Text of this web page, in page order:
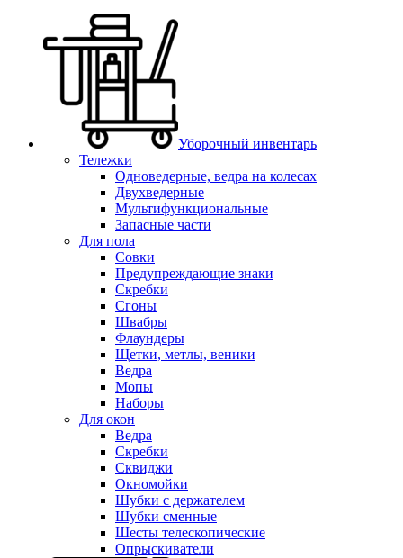
Уборочный инвентарь
Тележки
Одноведерные, ведра на колесах
Двухведерные
Мультифункциональные
Запасные части
Для пола
Совки
Предупреждающие знаки
Скребки
Сгоны
Швабры
Флаундеры
Щетки, метлы, веники
Ведра
Мопы
Наборы
Для окон
Ведра
Скребки
Сквиджи
Окномойки
Шубки с держателем
Шубки сменные
Шесты телескопические
Опрыскиватели